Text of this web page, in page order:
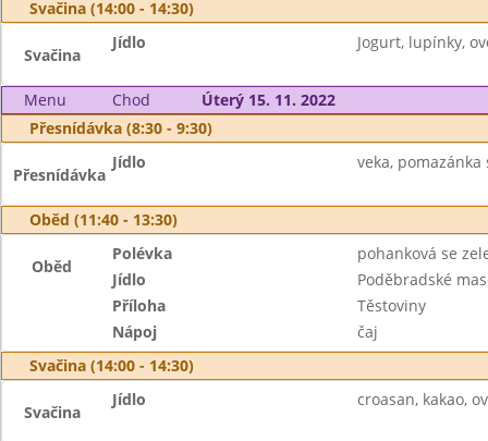
Svačina (14:00 - 14:30)
Svačina
Jídlo Jogurt, lupínky,
Menu Chod
Úterý 15. 11. 2022
Přesnídávka (8:30 - 9:30)
Přesnídávka
Jídlo veka,
Oběd (11:40 - 13:30)
Oběd
Polévka
pohanková se
Jídlo
Poděbradské
Příloha
Těstoviny
Nápoj
čaj
Svačina (14:00 - 14:30)
Svačina
Jídlo croasan, kakao,